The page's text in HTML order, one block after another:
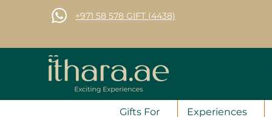
+971 58 578 GIFT (4438)
Gifts For Experiences